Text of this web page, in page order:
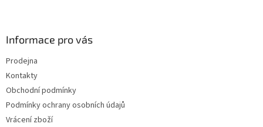
Informace pro vás
Prodejna
Kontakty
Obchodní podmínky
Podmínky ochrany osobních údajů
Vrácení zboží